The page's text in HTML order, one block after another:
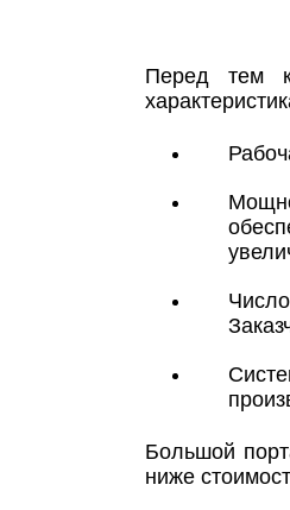
Перед тем
Большой
ниже